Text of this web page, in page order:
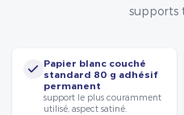
supports
Papier blanc couché
standard 80 g adhésif
permanent
support le plus couramment
utilisé, aspect satiné.